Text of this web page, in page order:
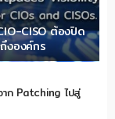
CISO ต้องปิด
งองค์กร
ก Patching ไปสู่